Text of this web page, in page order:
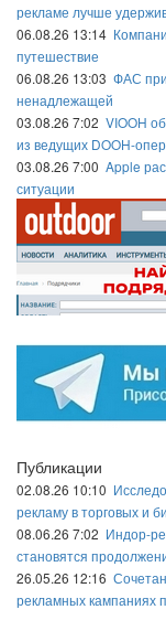
рекламе лучше
06.08.26 13:14
путешествие
06.08.26 13:03 ФАС
ненадлежащей
03.08.26 7:02 VIOOH
из ведущих DOOH-
03.08.26 7:00 Apple
ситуации
Публикации
02.08.26 10:10
рекламу в торговых и
08.06.26 7:02 Индор-
становятся
26.05.26 12:16
рекламных кампаниях